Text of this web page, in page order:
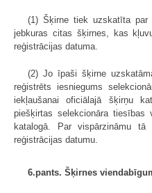
(1) Šķirne tiek uzskatīta
jebkuras citas šķirnes, kas
reģistrācijas datuma.
(2) Jo īpaši šķirne
reģistrēts iesniegums
iekļaušanai oficiālajā šķirņu
piešķirtas selekcionāra
katalogā. Par vispārzināmu tā
reģistrācijas datumu.
6.pants. Šķirnes